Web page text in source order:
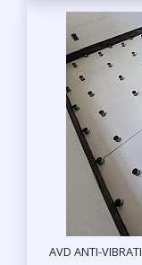
AVD ANTI-